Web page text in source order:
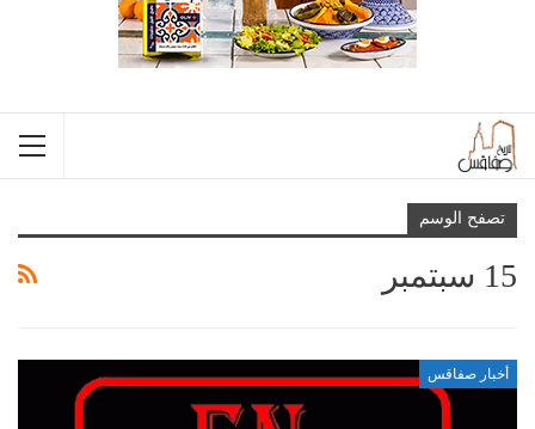
تصفح الوسم
15 سبتمبر
أخبار صفاقس